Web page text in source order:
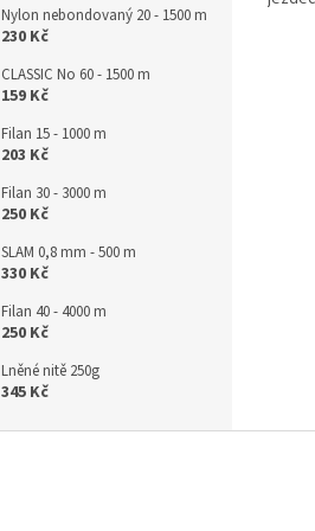
Nylon nebondovaný 20 - 1500 m
230 Kč
CLASSIC No 60 - 1500 m
159 Kč
Filan 15 - 1000 m
203 Kč
Filan 30 - 3000 m
250 Kč
SLAM 0,8 mm - 500 m
330 Kč
Filan 40 - 4000 m
250 Kč
Lněné nitě 250g
345 Kč